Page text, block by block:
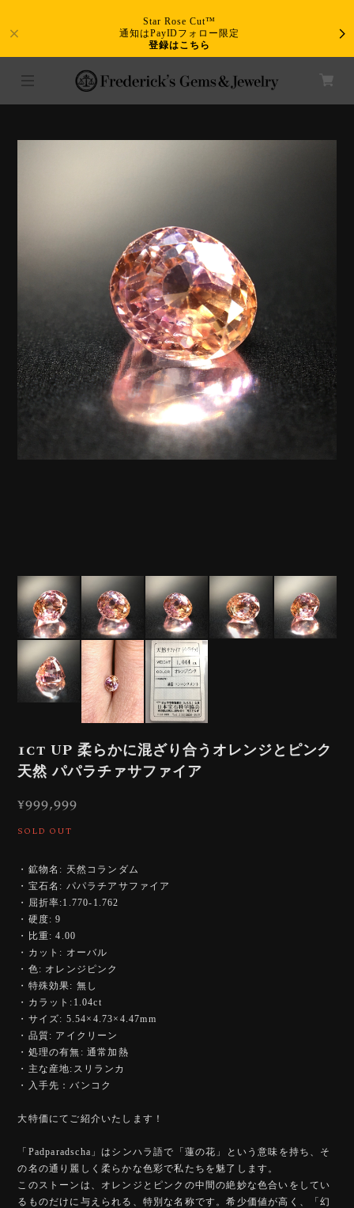
Star Rose Cut™
通知はPayIDフォロー限定
登録はこちら
1ct UP 柔らかに混ざり合うオレンジとピンク
天然 パパラチァサファイア
¥999,999
SOLD OUT
・鉱物名: 天然コランダム
・宝石名: パパラチアサファイア
・屈折率:1.770-1.762
・硬度: 9
・比重: 4.00
・カット: オーバル
・色: オレンジピンク
・特殊効果: 無し
・カラット:1.04ct
・サイズ: 5.54×4.73×4.47mm
・品質: アイクリーン
・処理の有無: 通常加熱
・主な産地:スリランカ
・入手先：バンコク
大特価にてご紹介いたします！
「Padparadscha」はシンハラ語で「蓮の花」という意味を持ち、そ
の名の通り麗しく柔らかな色彩で私たちを魅了します。
このストーンは、オレンジとピンクの中間の絶妙な色合いをしてい
るものだけに与えられる、特別な名称です。希少価値が高く、「幻